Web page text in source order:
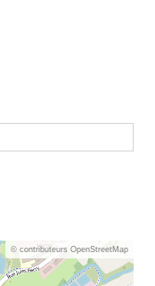
© contributeurs OpenStreetMap